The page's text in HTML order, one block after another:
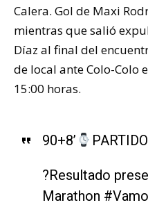
Calera. Gol de Maxi
mientras que salió
Díaz al final del
de local ante Colo-Colo
15:00 horas.
90+8’
?Resultado
Marathon